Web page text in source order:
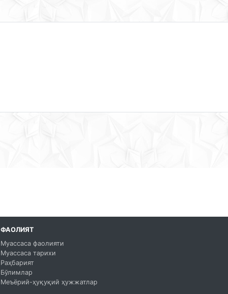
ФАОЛИЯТ
Муассаса фаолияти
Муассаса тарихи
Раҳбарият
Бўлимлар
Меъёрий-ҳуқуқий ҳужжатлар